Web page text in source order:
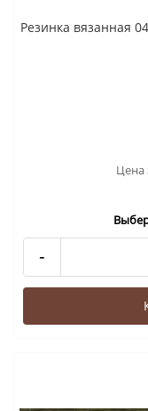
Резинка вязанная
Цена
-